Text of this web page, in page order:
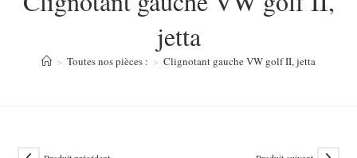
content
jetta
> Toutes nos pièces : > Clignotant gauche VW golf II, jetta